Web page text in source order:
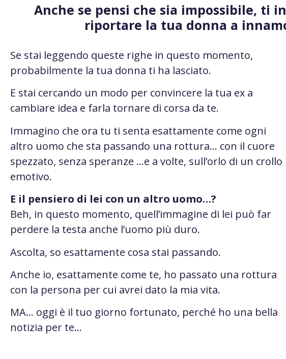
Anche se pensi che sia impossibile, ti
riportare la tua donna a
Se stai leggendo queste righe in questo momento,
probabilmente la tua donna ti ha lasciato.
E stai cercando un modo per convincere la tua ex a
cambiare idea e farla tornare di corsa da te.
Immagino che ora tu ti senta esattamente come ogni
altro uomo che sta passando una rottura… con il cuore
spezzato, senza speranze …e a volte, sull’orlo di un crollo
emotivo.
E il pensiero di lei con un altro uomo…?
Beh, in questo momento, quell’immagine di lei può far
perdere la testa anche l’uomo più duro.
Ascolta, so esattamente cosa stai passando.
Anche io, esattamente come te, ho passato una rottura
con la persona per cui avrei dato la mia vita.
MA… oggi è il tuo giorno fortunato, perché ho una bella
notizia per te…